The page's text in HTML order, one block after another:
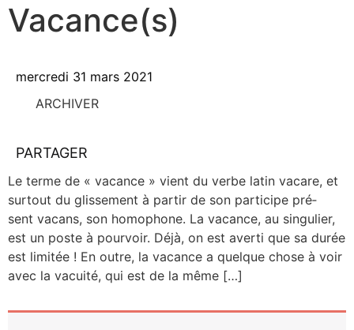
Vacance(s)
mercredi 31 mars 2021
ARCHIVER
PARTAGER
Le terme de « vacance » vient du verbe latin vacare, et
sur­tout du glis­se­ment à par­tir de son par­ti­cipe pré­
sent vacans, son homo­phone. La vacance, au sin­gu­lier,
est un poste à pour­voir. Déjà, on est aver­ti que sa durée
est limi­tée ! En outre, la vacance a quelque chose à voir
avec la vacui­té, qui est de la même […]